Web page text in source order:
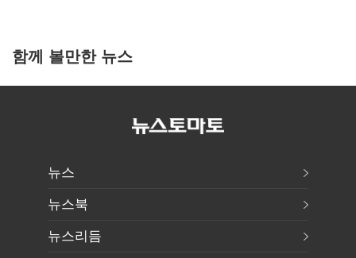
함께 볼만한 뉴스
뉴스
뉴스북
뉴스리듬